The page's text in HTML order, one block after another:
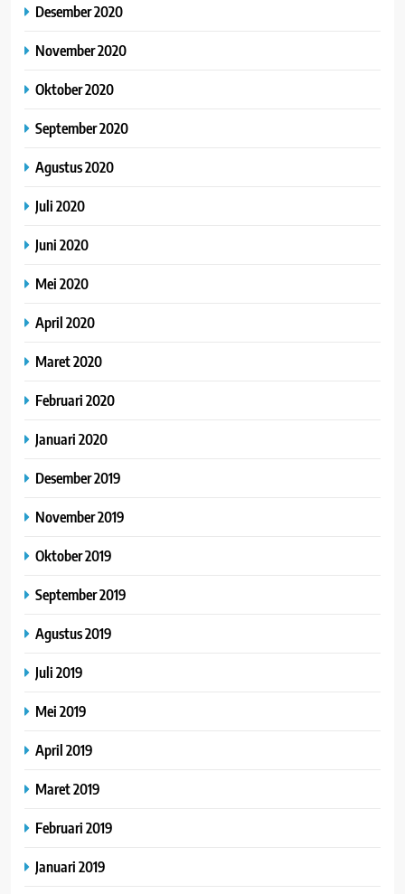
Desember 2020
November 2020
Oktober 2020
September 2020
Agustus 2020
Juli 2020
Juni 2020
Mei 2020
April 2020
Maret 2020
Februari 2020
Januari 2020
Desember 2019
November 2019
Oktober 2019
September 2019
Agustus 2019
Juli 2019
Mei 2019
April 2019
Maret 2019
Februari 2019
Januari 2019